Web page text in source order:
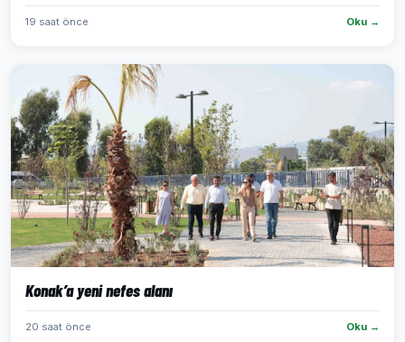
19 saat önce Oku →
Konak’a yeni nefes alanı
20 saat önce Oku →